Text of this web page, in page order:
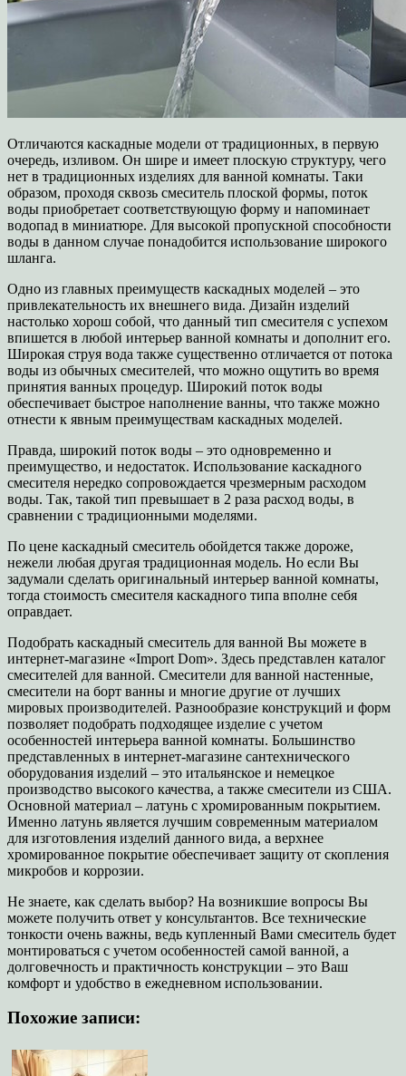
Отличаются каскадные модели от традиционных, в первую
очередь, изливом. Он шире и имеет плоскую структуру, чего
нет в традиционных изделиях для ванной комнаты. Таки
образом, проходя сквозь смеситель плоской формы, поток
воды приобретает соответствующую форму и напоминает
водопад в миниатюре. Для высокой пропускной способности
воды в данном случае понадобится использование широкого
шланга.
Одно из главных преимуществ каскадных моделей – это
привлекательность их внешнего вида. Дизайн изделий
настолько хорош собой, что данный тип смесителя с успехом
впишется в любой интерьер ванной комнаты и дополнит его.
Широкая струя вода также существенно отличается от потока
воды из обычных смесителей, что можно ощутить во время
принятия ванных процедур. Широкий поток воды
обеспечивает быстрое наполнение ванны, что также можно
отнести к явным преимуществам каскадных моделей.
Правда, широкий поток воды – это одновременно и
преимущество, и недостаток. Использование каскадного
смесителя нередко сопровождается чрезмерным расходом
воды. Так, такой тип превышает в 2 раза расход воды, в
сравнении с традиционными моделями.
По цене каскадный смеситель обойдется также дороже,
нежели любая другая традиционная модель. Но если Вы
задумали сделать оригинальный интерьер ванной комнаты,
тогда стоимость смесителя каскадного типа вполне себя
оправдает.
Подобрать каскадный смеситель для ванной Вы можете в
интернет-магазине «Import Dom». Здесь представлен каталог
смесителей для ванной. Смесители для ванной настенные,
смесители на борт ванны и многие другие от лучших
мировых производителей. Разнообразие конструкций и форм
позволяет подобрать подходящее изделие с учетом
особенностей интерьера ванной комнаты. Большинство
представленных в интернет-магазине сантехнического
оборудования изделий – это итальянское и немецкое
производство высокого качества, а также смесители из США.
Основной материал – латунь с хромированным покрытием.
Именно латунь является лучшим современным материалом
для изготовления изделий данного вида, а верхнее
хромированное покрытие обеспечивает защиту от скопления
микробов и коррозии.
Не знаете, как сделать выбор? На возникшие вопросы Вы
можете получить ответ у консультантов. Все технические
тонкости очень важны, ведь купленный Вами смеситель будет
монтироваться с учетом особенностей самой ванной, а
долговечность и практичность конструкции – это Ваш
комфорт и удобство в ежедневном использовании.
Похожие записи: